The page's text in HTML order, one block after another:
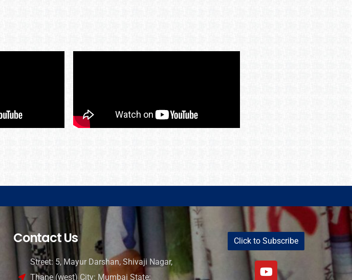
Contact Us
Street: 5, Mayur Darshan, Shivaji Nagar,
Thane (west) City: Mumbai State:
Click to Subscribe